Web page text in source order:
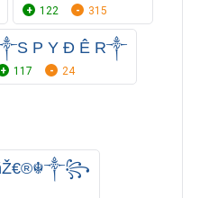
122 315
P Y Đ Ê R༒
117 24